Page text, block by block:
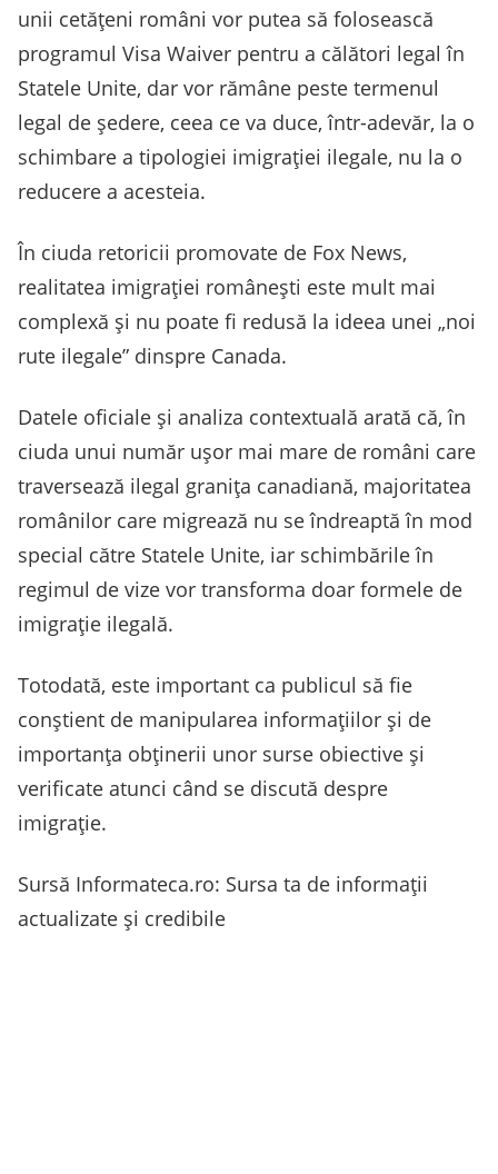
unii cetățeni români vor putea să folosească
programul Visa Waiver pentru a călători legal în
Statele Unite, dar vor rămâne peste termenul
legal de ședere, ceea ce va duce, într-adevăr, la o
schimbare a tipologiei imigrației ilegale, nu la o
reducere a acesteia.
În ciuda retoricii promovate de Fox News,
realitatea imigrației românești este mult mai
complexă și nu poate fi redusă la ideea unei „noi
rute ilegale” dinspre Canada.
Datele oficiale și analiza contextuală arată că, în
ciuda unui număr ușor mai mare de români care
traversează ilegal granița canadiană, majoritatea
românilor care migrează nu se îndreaptă în mod
special către Statele Unite, iar schimbările în
regimul de vize vor transforma doar formele de
imigrație ilegală.
Totodată, este important ca publicul să fie
conștient de manipularea informațiilor și de
importanța obținerii unor surse obiective și
verificate atunci când se discută despre
imigrație.
Sursă Informateca.ro: Sursa ta de informații
actualizate și credibile